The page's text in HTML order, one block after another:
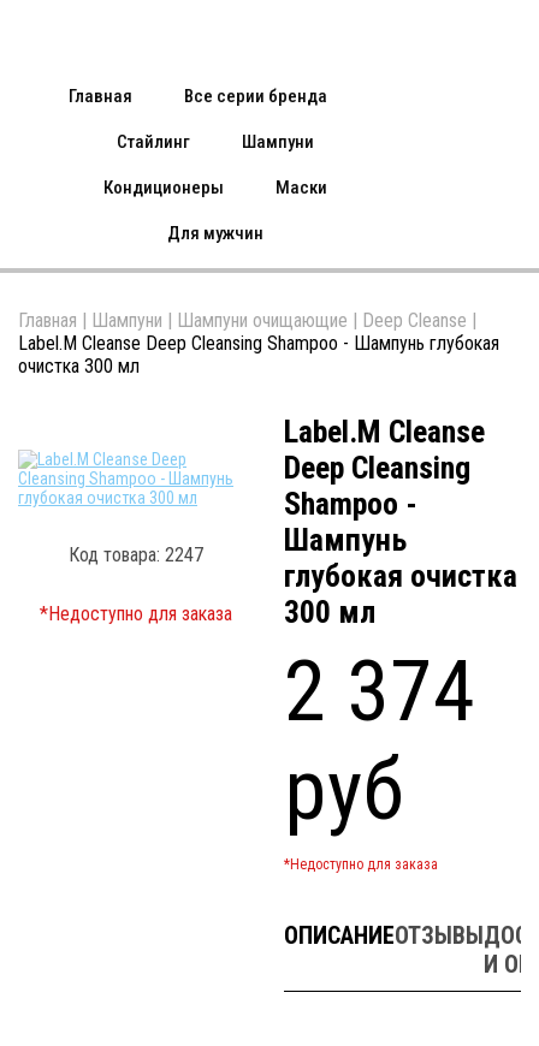
Главная Все серии бренда
Стайлинг Шампуни
Кондиционеры Маски
Для мужчин
Главная | Шампуни | Шампуни очищающие | Deep Cleanse |
Label.M Cleanse Deep Cleansing Shampoo - Шампунь глубокая
очистка 300 мл
Код товара: 2247
*Недоступно для заказа
Label.M Cleanse
Deep Cleansing
Shampoo -
Шампунь
глубокая очистка
300 мл
2 374
руб
*Недоступно для заказа
ОПИСАНИЕОТЗЫВЫ
И